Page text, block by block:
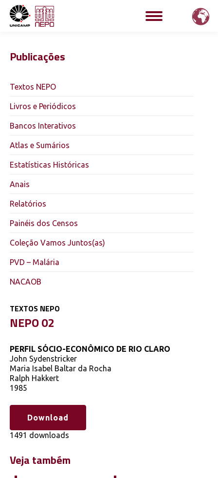
Publicações
Textos NEPO
Livros e Periódicos
Bancos Interativos
Atlas e Sumários
Estatísticas Históricas
Anais
Relatórios
Painéis dos Censos
Coleção Vamos Juntos(as)
PVD – Malária
NACAOB
TEXTOS NEPO
NEPO 02
PERFIL SÓCIO-ECONÔMICO DE RIO CLARO
John Sydenstricker
Maria Isabel Baltar da Rocha
Ralph Hakkert
1985
Download
1491 downloads
Veja também